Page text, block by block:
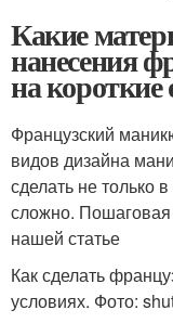
Какие
нанесения
на
Французский
видов дизайна
сделать не только
сложно.
нашей статье
Как сделать
условиях. Фото: